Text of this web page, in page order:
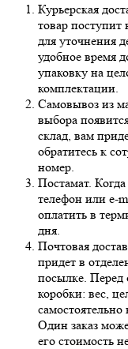
Курьерская
товар поступит
для уточнения
удобное время
упаковку на
комплектации.
Самовывоз из
выбора
склад, вам
обратитесь к
номер.
Постамат.
телефон или e-
оплатить в
дня.
Почтовая
придет в
посылке. Перед
коробки: вес,
самостоятельно
Один заказ
его стоимость